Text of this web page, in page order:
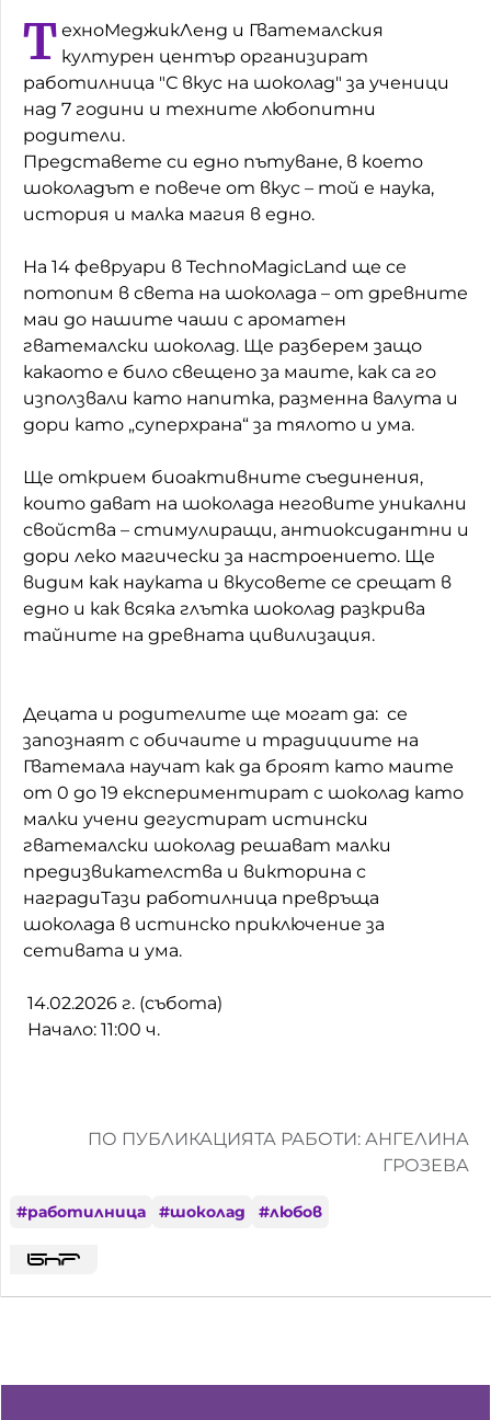
Домашен любимец
Питаме Ви
До ре ми
Т ехноМеджикЛенд и Гватемалския
културен център организират
работилница "С вкус на шоколад" за ученици
над 7 години и техните любопитни
родители.
Представете си едно пътуване, в което
шоколадът е повече от вкус – той е наука,
история и малка магия в едно.
На 14 февруари в TechnoMagicLand ще се
потопим в света на шоколада – от древните
маи до нашите чаши с ароматен
гватемалски шоколад. Ще разберем защо
какаото е било свещено за маите, как са го
използвали като напитка, разменна валута и
дори като „суперхрана“ за тялото и ума.
Ще открием биоактивните съединения,
които дават на шоколада неговите уникални
свойства – стимулиращи, антиоксидантни и
дори леко магически за настроението. Ще
видим как науката и вкусовете се срещат в
едно и как всяка глътка шоколад разкрива
тайните на древната цивилизация.
Децата и родителите ще могат да: се
запознаят с обичаите и традициите на
Гватемала научат как да броят като маите
от 0 до 19 експериментират с шоколад като
малки учени дегустират истински
гватемалски шоколад решават малки
предизвикателства и викторина с
наградиТази работилница превръща
шоколада в истинско приключение за
сетивата и ума.
14.02.2026 г. (събота)
Начало: 11:00 ч.
ПО ПУБЛИКАЦИЯТА РАБОТИ: АНГЕЛИНА
ГРОЗЕВА
#работилница #шоколад #любов